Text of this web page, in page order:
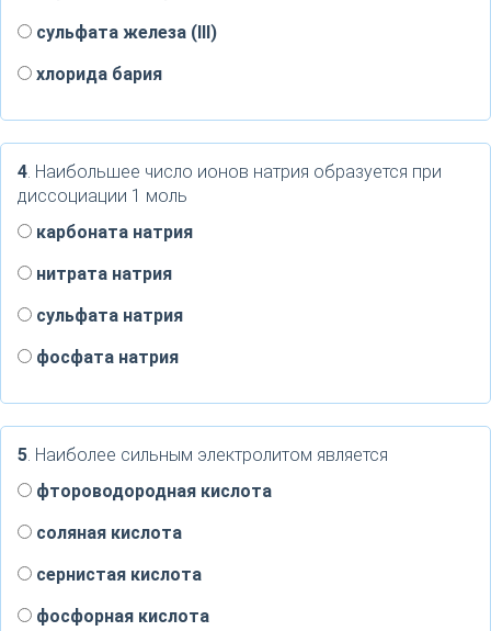
сульфата железа (III)
хлорида бария
4. Наибольшее число ионов натрия образуется при
диссоциации 1 моль
карбоната натрия
нитрата натрия
сульфата натрия
фосфата натрия
5. Наиболее сильным электролитом является
фтороводородная кислота
соляная кислота
сернистая кислота
фосфорная кислота